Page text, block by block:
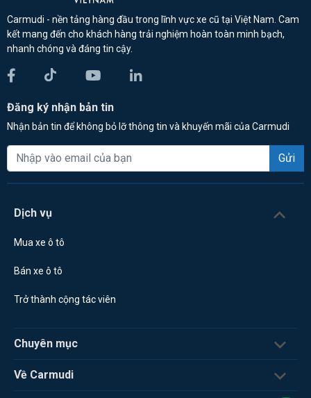
Carmudi - nền tảng hàng đầu trong lĩnh vực xe cũ tại Việt Nam. Cam
kết mang đến cho khách hàng trải nghiệm hoàn toàn minh bạch,
nhanh chóng và đáng tin cậy.
Đăng ký nhận bản tin
Nhận bản tin để không bỏ lỡ thông tin và khuyến mãi của Carmudi
Gửi
Dịch vụ
Mua xe ô tô
Bán xe ô tô
Trở thành cộng tác viên
Chuyên mục
Về Carmudi